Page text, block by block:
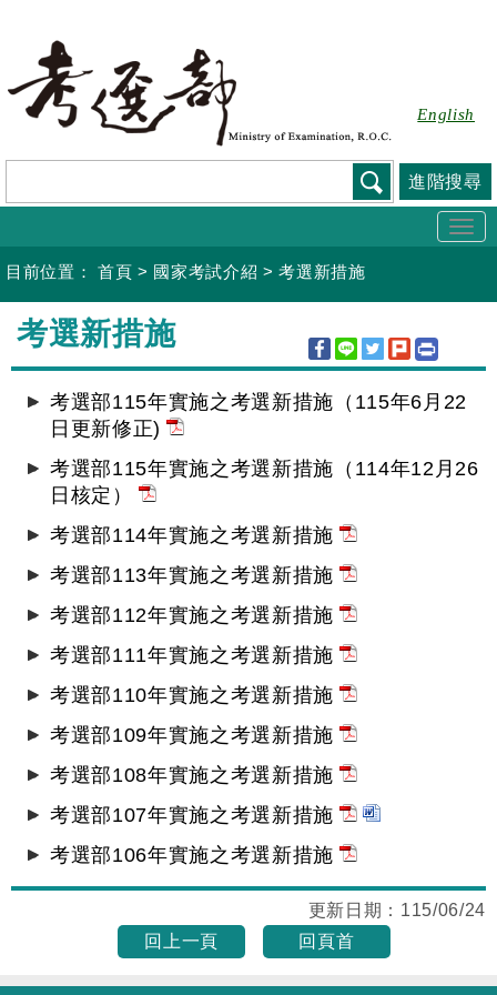
要
容
English
進階搜尋
目前位置： 首頁 > 國家考試介紹 >考選新措施
考選新措施
考選部115年實施之考選新措施（115年6月22
日更新修正)
考選部115年實施之考選新措施（114年12月26
日核定）
考選部114年實施之考選新措施
考選部113年實施之考選新措施
考選部112年實施之考選新措施
考選部111年實施之考選新措施
考選部110年實施之考選新措施
考選部109年實施之考選新措施
考選部108年實施之考選新措施
考選部107年實施之考選新措施
考選部106年實施之考選新措施
更新日期： 115/06/24
回上一頁
回頁首